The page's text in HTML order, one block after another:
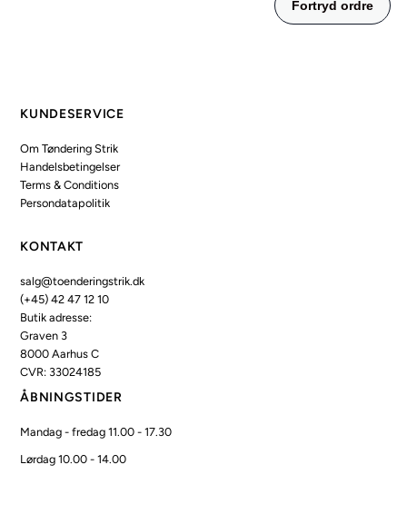
KUNDESERVICE
Om Tøndering Strik
Handelsbetingelser
Terms & Conditions
Persondatapolitik
KONTAKT
salg@toenderingstrik.dk
(+45) 42 47 12 10
Butik adresse:
Graven 3
8000 Aarhus C
CVR: 33024185
ÅBNINGSTIDER
Mandag - fredag 11.00 - 17.30
Lørdag 10.00 - 14.00